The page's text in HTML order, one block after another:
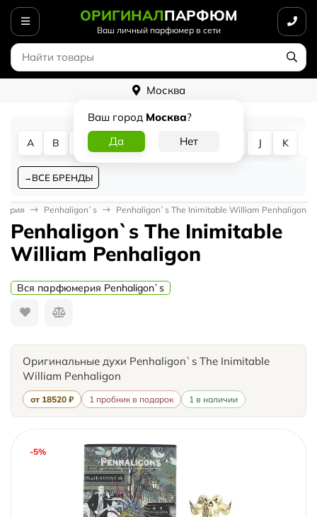
ОРИГИНАЛПАРФЮМ
Ваш личный парфюмер в сети
Москва
Ваш город Москва?
A B D G J K
ВСЕ БРЕНДЫ
Penhaligon`s Penhaligon`s The Inimitable William Penhaligon
Penhaligon`s The Inimitable
William Penhaligon
Вся парфюмерия Penhaligon`s
Оригинальные духи Penhaligon`s The Inimitable
William Penhaligon
от 18520 ₽ 1 пробник в подарок 1 в наличии
-5%